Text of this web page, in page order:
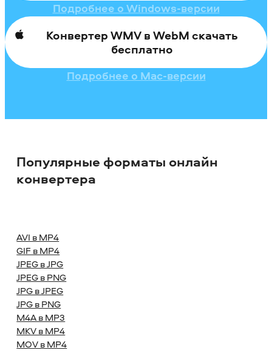
Подробнее о Windows-версии
Конвертер WMV в WebM скачать
бесплатно
Подробнее о Mac-версии
Популярные форматы онлайн
конвертера
AVI в MP4
GIF в MP4
JPEG в JPG
JPEG в PNG
JPG в JPEG
JPG в PNG
M4A в MP3
MKV в MP4
MOV в MP4